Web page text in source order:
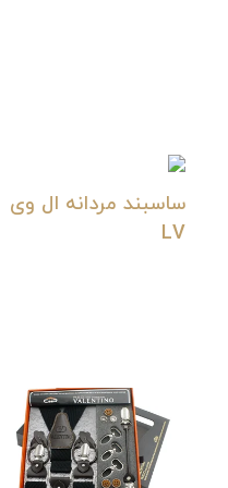
ساسبند مردانه ال وی
LV